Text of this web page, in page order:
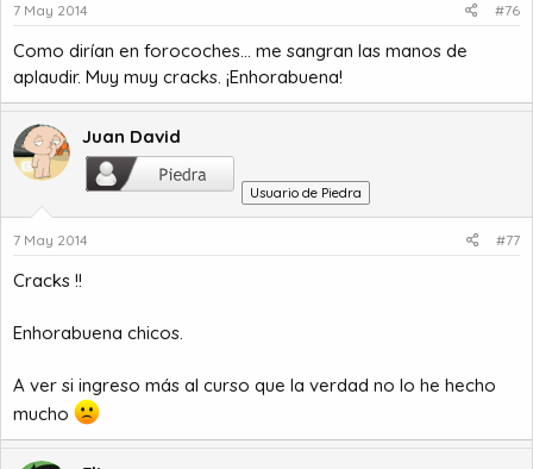
7 May 2014 #76
Como dirían en forocoches... me sangran las manos de
aplaudir. Muy muy cracks. ¡Enhorabuena!
Juan David
Usuario de Piedra
7 May 2014 #77
Cracks !!
Enhorabuena chicos.
A ver si ingreso más al curso que la verdad no lo he hecho
mucho